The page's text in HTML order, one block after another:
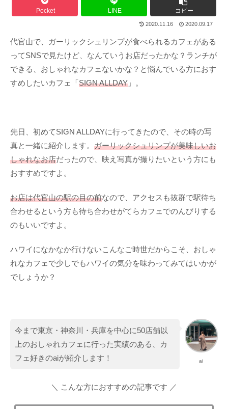
Pocket LINE コピー
2020.11.16 2020.09.17
代官山で、ガーリックシュリンプが食べられるカフェがある
ってSNSで見たけど、なんていうお店だったかな？ランチが
できる、おしゃれなカフェないかな？と悩んでいる方におす
すめしたいカフェ「SIGN ALLDAY 」。
先日、初めてSIGN ALLDAYに行ってきたので、その時の写
真と一緒に紹介します。 ガーリックシュリンプが美味しいお
しゃれなお店だったので、映え写真が撮りたいという方にも
おすすめですよ。
お店は代官山の駅の目の前なので、アクセスも抜群で駅待ち
合わせるという方も待ち合わせがてらカフェでのんびりする
のもいいですよ。
ハワイになかなか行けないこんなご時世だからこそ、おしゃ
れなカフェで少しでもハワイの気分を味わってみてはいかが
でしょうか？
ai
今まで東京・神奈川・兵庫を中心に50店舗以
上のおしゃれカフェに行った実績のある、カ
フェ好きのaiが紹介します！
＼ こんな方におすすめの記事です ／